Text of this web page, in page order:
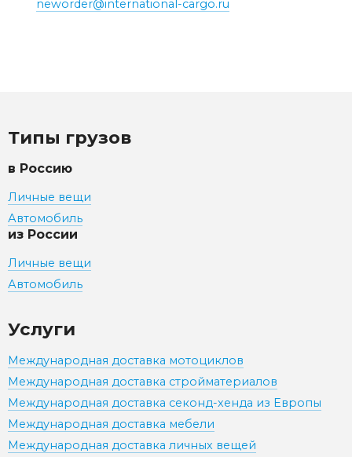
neworder@international-cargo.ru
Типы грузов
в Россию
Личные вещи
Автомобиль
из России
Личные вещи
Автомобиль
Услуги
Международная доставка мотоциклов
Международная доставка стройматериалов
Международная доставка секонд-хенда из Европы
Международная доставка мебели
Международная доставка личных вещей